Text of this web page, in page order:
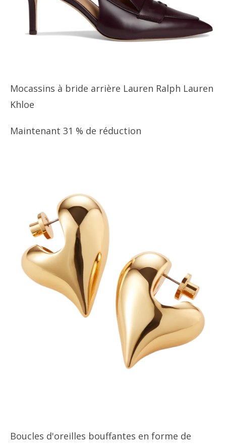
Mocassins à bride arrière Lauren Ralph Lauren
Khloe
Maintenant 31 % de réduction
Boucles d'oreilles bouffantes en forme de